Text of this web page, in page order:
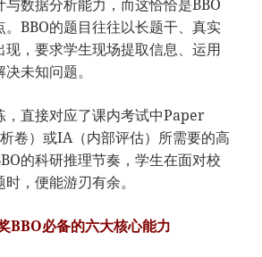
数据分析能力，而这恰恰是BBO
。BBO的题目往往以长题干、真实
现，要求学生现场提取信息、运用
未知问题。
，直接对应了课内考试中Paper
卷）或IA（内部评估）所需要的高
的科研推理节奏，学生在面对校
，便能游刃有余。
BBO必备的六大核心能力